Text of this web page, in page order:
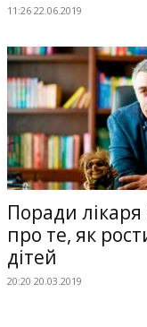
11:26 22.06.2019
Поради
про те, як
дітей
20:20 20.03.2019